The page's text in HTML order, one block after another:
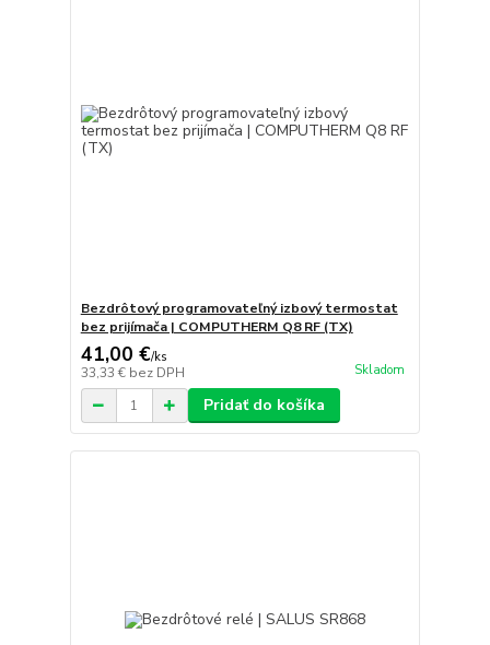
Bezdrôtový programovateľný izbový termostat
bez prijímača | COMPUTHERM Q8 RF (TX)
41,00 €/ks
33,33 € bez DPH Skladom
Pridať do košíka